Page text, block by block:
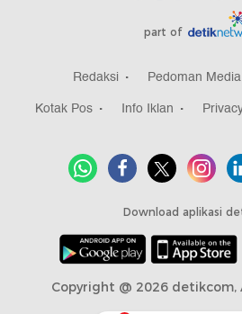
part of
Redaksi Pedoman
Kotak Pos
Info Iklan
Download aplikasi
Copyright @ 2026